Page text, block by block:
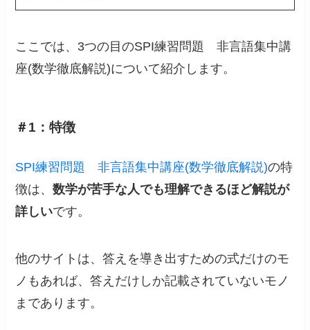
ここでは、3つの目のSPI練習問題 非言語集中講
座(数学徹底解説)について紹介します。
＃1：特徴
SPI練習問題 非言語集中講座(数学徹底解説)の特
徴は、数学が苦手な人でも理解できるほど解説が
詳しいです。
他のサイトは、答えを導き出すための式だけのモ
ノもあれば、答えだけしか記載されていないモノ
まであります。